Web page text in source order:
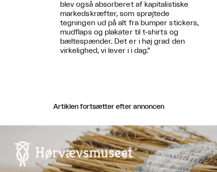
blev også absorberet af kapitalistiske
markedskræfter, som sprøjtede
tegningen ud på alt fra bumper stickers,
mudflaps og plakater til t-shirts og
bæltespænder. Det er i høj grad den
virkelighed, vi lever i i dag.”
Artiklen fortsætter efter annoncen